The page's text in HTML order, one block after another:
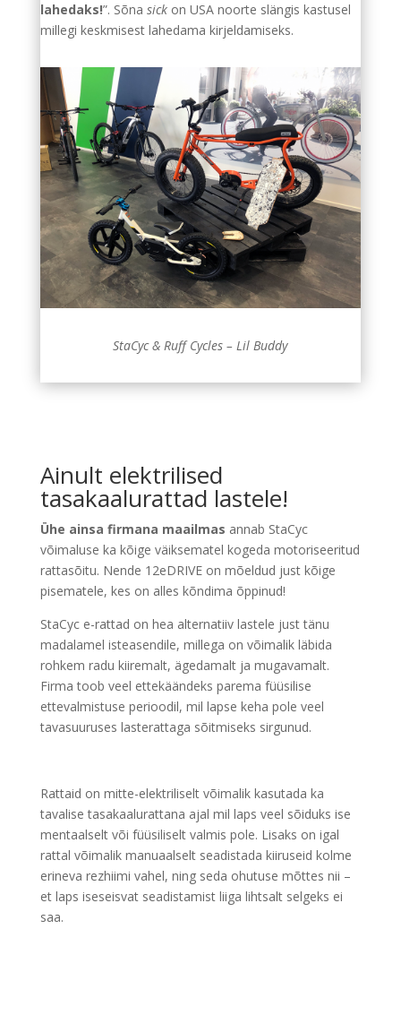
lahedaks!”. Sõna sick on USA noorte slängis kastusel
millegi keskmisest lahedama kirjeldamiseks.
StaCyc & Ruff Cycles – Lil Buddy
Ainult elektrilised
tasakaalurattad lastele!
Ühe ainsa firmana maailmas annab StaCyc
võimaluse ka kõige väiksematel kogeda motoriseeritud
rattasõitu. Nende 12eDRIVE on mõeldud just kõige
pisematele, kes on alles kõndima õppinud!
StaCyc e-rattad on hea alternatiiv lastele just tänu
madalamel isteasendile, millega on võimalik läbida
rohkem radu kiiremalt, ägedamalt ja mugavamalt.
Firma toob veel ettekäändeks parema füüsilise
ettevalmistuse perioodil, mil lapse keha pole veel
tavasuuruses lasterattaga sõitmiseks sirgunud.
Rattaid on mitte-elektriliselt võimalik kasutada ka
tavalise tasakaalurattana ajal mil laps veel sõiduks ise
mentaalselt või füüsiliselt valmis pole. Lisaks on igal
rattal võimalik manuaalselt seadistada kiiruseid kolme
erineva rezhiimi vahel, ning seda ohutuse mõttes nii –
et laps iseseisvat seadistamist liiga lihtsalt selgeks ei
saa.